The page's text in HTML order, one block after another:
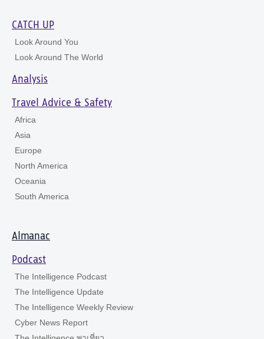
CATCH UP
Look Around You
Look Around The World
Analysis
Travel Advice & Safety
Africa
Asia
Europe
North America
Oceania
South America
Almanac
Podcast
The Intelligence Podcast
The Intelligence Update
The Intelligence Weekly Review
Cyber News Report